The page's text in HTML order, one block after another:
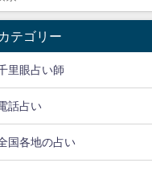
カテゴリー
里眼占い師
話占い
国各地の占い